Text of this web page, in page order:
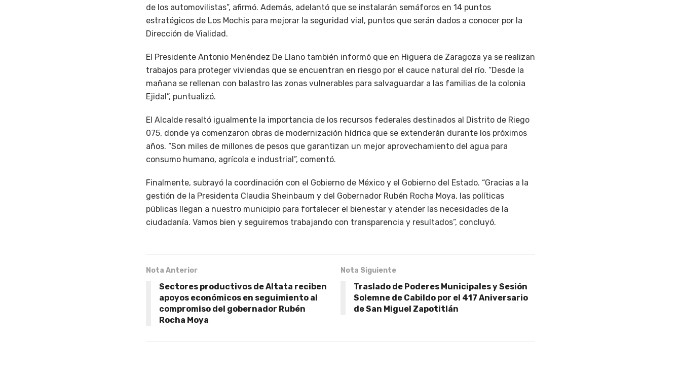
de los automovilistas”, afirmó. Además, adelantó que se instalarán semáforos en 14 puntos
estratégicos de Los Mochis para mejorar la seguridad vial, puntos que serán dados a conocer por la
Dirección de Vialidad.
El Presidente Antonio Menéndez De Llano también informó que en Higuera de Zaragoza ya se realizan
trabajos para proteger viviendas que se encuentran en riesgo por el cauce natural del río. “Desde la
mañana se rellenan con balastro las zonas vulnerables para salvaguardar a las familias de la colonia
Ejidal”, puntualizó.
El Alcalde resaltó igualmente la importancia de los recursos federales destinados al Distrito de Riego
075, donde ya comenzaron obras de modernización hídrica que se extenderán durante los próximos
años. “Son miles de millones de pesos que garantizan un mejor aprovechamiento del agua para
consumo humano, agrícola e industrial”, comentó.
Finalmente, subrayó la coordinación con el Gobierno de México y el Gobierno del Estado. “Gracias a la
gestión de la Presidenta Claudia Sheinbaum y del Gobernador Rubén Rocha Moya, las políticas
públicas llegan a nuestro municipio para fortalecer el bienestar y atender las necesidades de la
ciudadanía. Vamos bien y seguiremos trabajando con transparencia y resultados”, concluyó.
Nota Anterior
Sectores productivos de Altata reciben
apoyos económicos en seguimiento al
compromiso del gobernador Rubén
Rocha Moya
Nota Siguiente
Traslado de Poderes Municipales y Sesión
Solemne de Cabildo por el 417 Aniversario
de San Miguel Zapotitlán